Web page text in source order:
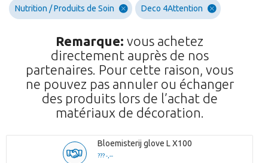
Nutrition / Produits de Soin Deco 4Attention
Remarque: vous achetez
directement auprès de nos
partenaires. Pour cette raison, vous
ne pouvez pas annuler ou échanger
des produits lors de l’achat de
matériaux de décoration.
Bloemisterij glove L X100
??? -,--